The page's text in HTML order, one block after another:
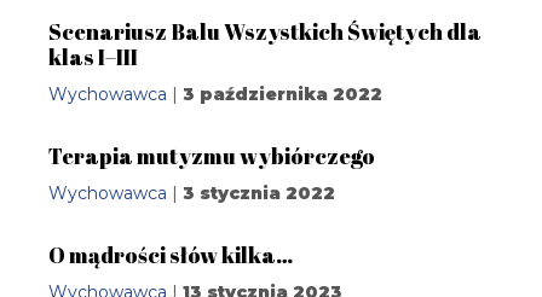
Scenariusz Balu Wszystkich Świętych dla
klas I–III
Wychowawca | 3 października 2022
Terapia mutyzmu wybiórczego
Wychowawca | 3 stycznia 2022
O mądrości słów kilka…
Wychowawca | 13 stycznia 2023